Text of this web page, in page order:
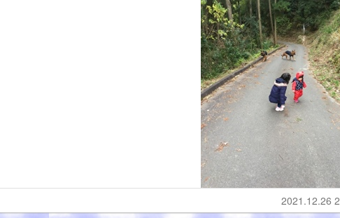
2021.12.26